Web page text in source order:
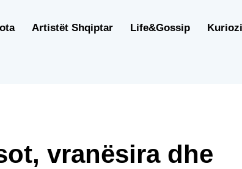
Artistët Shqiptar Life&Gossip
vranësira dhe